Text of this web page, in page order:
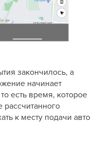
закончилось, а
начинает
есть время, которое
к месту подачи авто